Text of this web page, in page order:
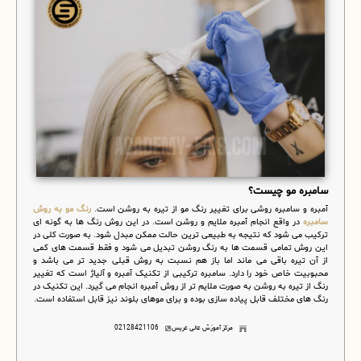
سامبره مو چیست؟
آمبره و سامبره روشی برای تغییر رنگ مو از تیره به روشن است.رنگ مو به روش
سامبره در واقع انجام آمبره ملایم و روشن است. در این روش رنگ ها به گونه ای
ترکیب می شود که نتیجه به طبیعی ترین حالت ممکن مبدل شود. به صورت کلی در
این روش تمامی قسمت ها به رنگ روشن تبدیل می شود و فقط قسمت های کمی
از آن تیره باقی می ماند اما باز هم نسبت به روش قبلی جدید تر می باشد و
محبوبیت خاص خود را دارد. سامبره ترکیبی از تکنیک آمبره و آلیاژ است که تغییر
رنگ از تیره به روشن به صورت ملایم تر از روش آمبره انجام می گیرد. این تکنیک در
رنگ های مختلف قابل پیاده سازی بوده و برای موهای بلوند نیز قابل استفاده است.
مرکز آموزش عالی عریس 02128421106